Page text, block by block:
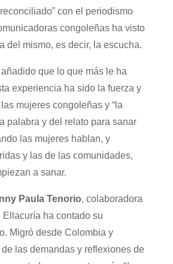
con el periodismo
congoleñas ha visto
del mismo, es decir, la escucha.
que lo que más le ha
experiencia ha sido la fuerza y
mujeres congoleñas y “la
palabra y del relato para sanar
las mujeres hablan, y
y las de las comunidades,
a sanar.
Paula Tenorio, colaboradora
ha contado su
Migró desde Colombia y
las demandas y reflexiones de